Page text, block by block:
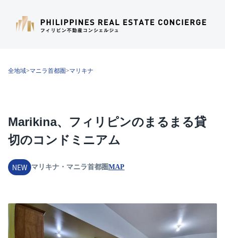
全地域>マニラ首都圏>マリキナ
Marikina、フィリピンのまるまる貸
切のコンドミニアム
NEW マリキナ・マニラ首都圏MAP